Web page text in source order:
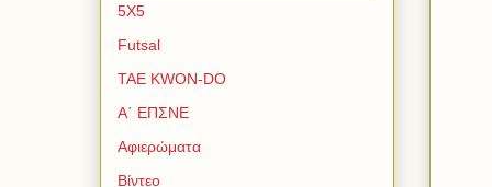
5Χ5
Futsal
TAE KWON-DO
Α΄ ΕΠΣΝΕ
Αφιερώματα
Βίντεο